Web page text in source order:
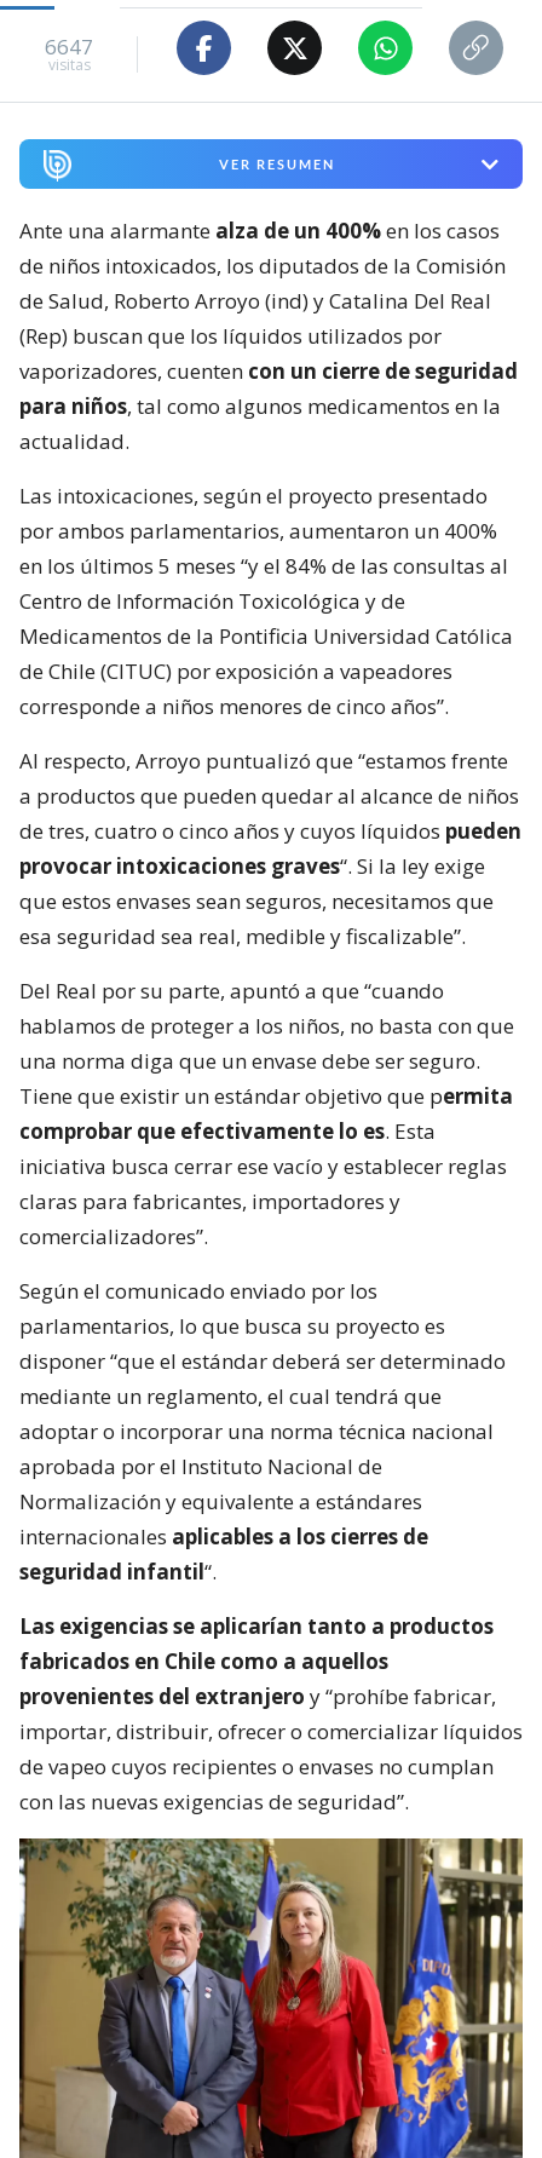
6647
visitas
VER RESUMEN
Ante una alarmante alza de un 400%en los casos
de niños intoxicados, los diputados de la Comisión
de Salud, Roberto Arroyo (ind) y Catalina Del Real
(Rep) buscan que los líquidos utilizados por
vaporizadores, cuenten con un cierre de seguridad
para niños, tal como algunos medicamentos en la
actualidad.
Las intoxicaciones, según el proyecto presentado
por ambos parlamentarios, aumentaron un 400%
en los últimos 5 meses “y el 84% de las consultas al
Centro de Información Toxicológica y de
Medicamentos de la Pontificia Universidad Católica
de Chile (CITUC) por exposición a vapeadores
corresponde a niños menores de cinco años”.
Al respecto, Arroyo puntualizó que “estamos frente
a productos que pueden quedar al alcance de niños
de tres, cuatro o cinco años y cuyos líquidos pueden
provocar intoxicaciones graves“. Si la ley exige
que estos envases sean seguros, necesitamos que
esa seguridad sea real, medible y fiscalizable”.
Del Real por su parte, apuntó a que “cuando
hablamos de proteger a los niños, no basta con que
una norma diga que un envase debe ser seguro.
Tiene que existir un estándar objetivo que permita
comprobar que efectivamente lo es. Esta
iniciativa busca cerrar ese vacío y establecer reglas
claras para fabricantes, importadores y
comercializadores”.
Según el comunicado enviado por los
parlamentarios, lo que busca su proyecto es
disponer “que el estándar deberá ser determinado
mediante un reglamento, el cual tendrá que
adoptar o incorporar una norma técnica nacional
aprobada por el Instituto Nacional de
Normalización y equivalente a estándares
internacionales aplicables a los cierres de
seguridad infantil“.
Las exigencias se aplicarían tanto a productos
fabricados en Chile como a aquellos
provenientes del extranjero y “prohíbe fabricar,
importar, distribuir, ofrecer o comercializar líquidos
de vapeo cuyos recipientes o envases no cumplan
con las nuevas exigencias de seguridad”.